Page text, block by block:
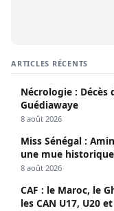
ARTICLES RÉCENTS
Nécrologie : Décès
Guédiawaye
8 août 2026
Miss Sénégal :
une mue historique
8 août 2026
CAF : le Maroc, le
les CAN U17, U20